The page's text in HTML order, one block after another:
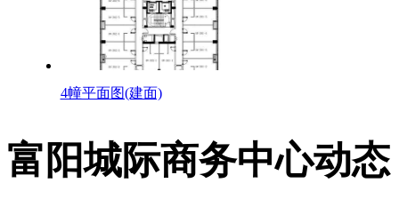
4幢平面图(建面)
富阳城际商务中心动态